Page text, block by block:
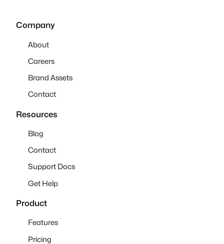
Company
About
Careers
Brand Assets
Contact
Resources
Blog
Contact
Support Docs
Get Help
Product
Features
Pricing